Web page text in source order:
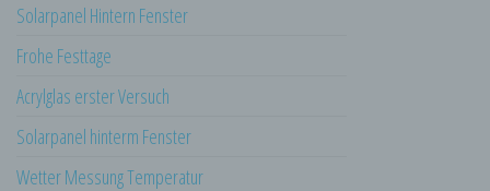
Solarpanel Hintern Fenster
Frohe Festtage
Acrylglas erster Versuch
Solarpanel hinterm Fenster
Wetter Messung Temperatur